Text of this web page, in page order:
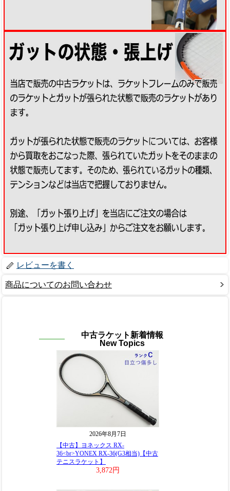
レビューを書く
商品についてのお問い合わせ
中古ラケット新着情報
New Topics